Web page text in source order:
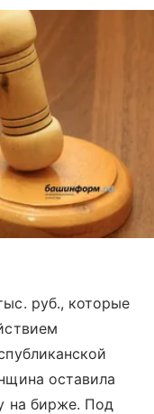
руб., которые
оставила
на бирже. Под